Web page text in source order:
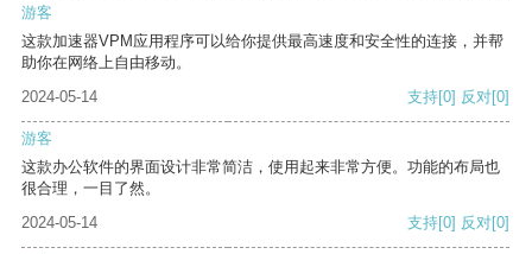
游客
这款加速器VPM应用程序可以给你提供最高速度和安全性的连接，并帮
助你在网络上自由移动。
2024-05-14
支持[0] 反对[0]
游客
这款办公软件的界面设计非常简洁，使用起来非常方便。功能的布局也
很合理，一目了然。
2024-05-14
支持[0] 反对[0]